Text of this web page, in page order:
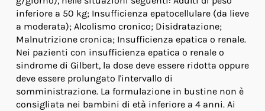
inferiore a 50 kg; Insufficienza epatocellulare (da lieve
a moderata); Alcolismo cronico; Disidratazione;
Malnutrizione cronica; Insufficienza epatica o renale.
Nei pazienti con insufficienza epatica o renale o
sindrome di Gilbert, la dose deve essere ridotta oppure
deve essere prolungato l'intervallo di
somministrazione. La formulazione in bustine non è
consigliata nei bambini di età inferiore a 4 anni. Ai